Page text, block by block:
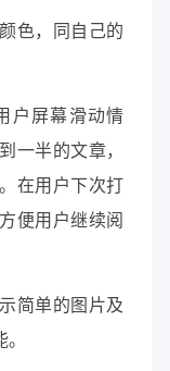
色，同自己的
户屏幕滑动情
一半的文章，
在用户下次打
便用户继续阅
简单的图片及